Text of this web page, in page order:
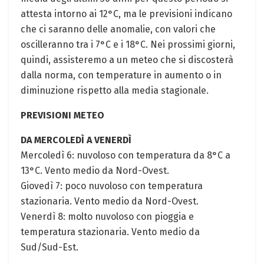
attesta intorno ai 12°C, ma le previsioni indicano
che ci saranno delle ‍anomalie, con valori che
oscilleranno tra i 7°C e ‌i 18°C. Nei prossimi⁢ giorni,
quindi, assisteremo a un meteo che si discosterà
dalla norma, con temperature in aumento o in
‌diminuzione rispetto alla media stagionale.
PREVISIONI METEO
DA ​MERCOLEDÌ A VENERDÌ
Mercoledì 6: nuvoloso con temperatura da 8°C a
13°C. Vento medio ​da Nord-Ovest.
Giovedì 7:⁣ poco nuvoloso‍ con temperatura
stazionaria. Vento medio da Nord-Ovest.
Venerdì 8: molto nuvoloso con pioggia e
temperatura stazionaria. Vento medio​ da
Sud/Sud-Est.